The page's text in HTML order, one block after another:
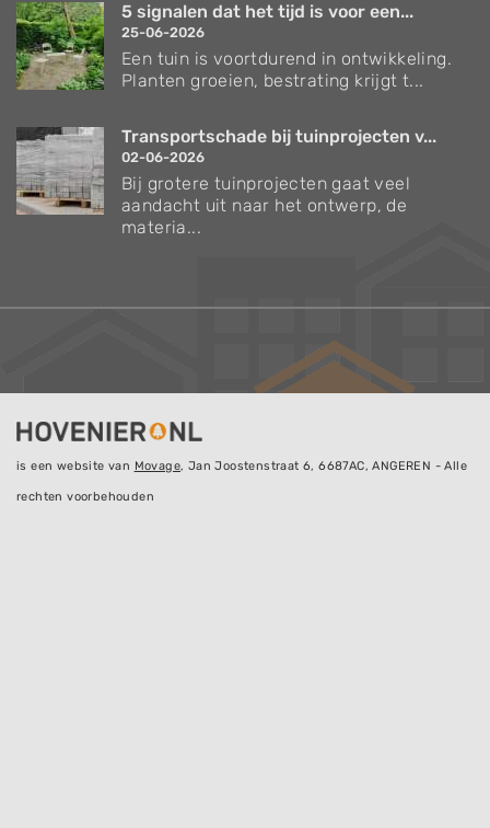
5 signalen dat het tijd is voor een...
25-06-2026
Een tuin is voortdurend in ontwikkeling.
Planten groeien, bestrating krijgt t...
Transportschade bij tuinprojecten v...
02-06-2026
Bij grotere tuinprojecten gaat veel
aandacht uit naar het ontwerp, de
materia...
is een website van Movage, Jan Joostenstraat 6, 6687AC, ANGEREN - Alle
rechten voorbehouden